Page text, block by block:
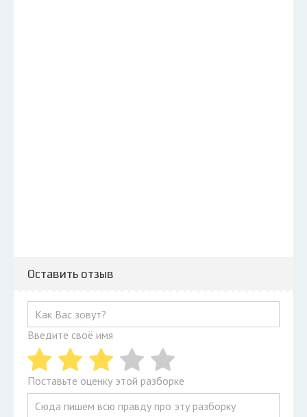
Оставить отзыв
Введите своё имя
Поставьте оценку этой разборке